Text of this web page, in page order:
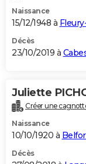
Naissance
15/12/1948 à
Décès
23/10/2019 à
Juliette
Créer une
Naissance
10/10/1920 à
Décès